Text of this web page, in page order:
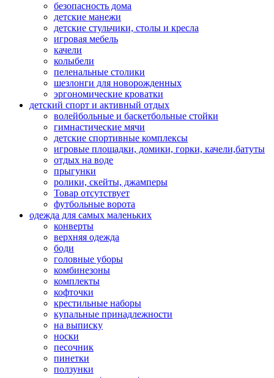
безопасность дома
детские манежи
детские стульчики, столы и кресла
игровая мебель
качели
колыбели
пеленальные столики
шезлонги для новорожденных
эргономические кроватки
детский спорт и активный отдых
волейбольные и баскетбольные стойки
гимнастические мячи
детские спортивные комплексы
игровые площадки, домики, горки, качели,батуты
отдых на воде
прыгунки
ролики, скейты, джамперы
Товар отсутствует
футбольные ворота
одежда для самых маленьких
конверты
верхняя одежда
боди
головные уборы
комбинезоны
комплекты
кофточки
крестильные наборы
купальные принадлежности
на выписку
носки
песочник
пинетки
ползунки